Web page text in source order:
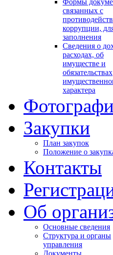
Формы
связанных с
коррупции,
заполнения
Сведения о
расходах, об
имуществе и
обязательствах
характера
Закупки
План закупок
Положение о
Контакты
Об
Основные сведения
Структура и органы
управления